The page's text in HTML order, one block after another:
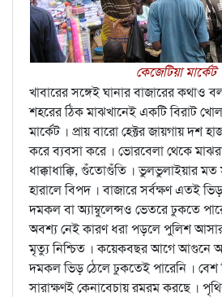
কেজেটিয়া মার্কেট
খাবারের সঙ্গেই ঘানার বাজারের কথাও
শহরের ঠিক মাঝখানেই একটি বিরাট
মার্কেট । প্রায় বারো হেক্টর জায়গায় দশ
করে ব্যবসা করে । ভোরবেলা থেকে
ধাক্কাধাক্কি, গুঁতোগুঁতি । ভুলভুলাইয়ার
হারালে বিপদ । বাজারে সর্বক্ষণ এতই
দমকল বা অ্যাম্বুলেন্সও ভেতরে ঢুকতে
অবশ্য নেই কারণ ধরা পড়লে পুলিশ
মৃত্যু নিশ্চিত । কয়েকবছর আগে আগুনে
দমকল ভিড় ঠেলে ঢুকতেই পারেনি । বেশ
সারাক্ষণই কেনাবেচায় রমরম করছে ।